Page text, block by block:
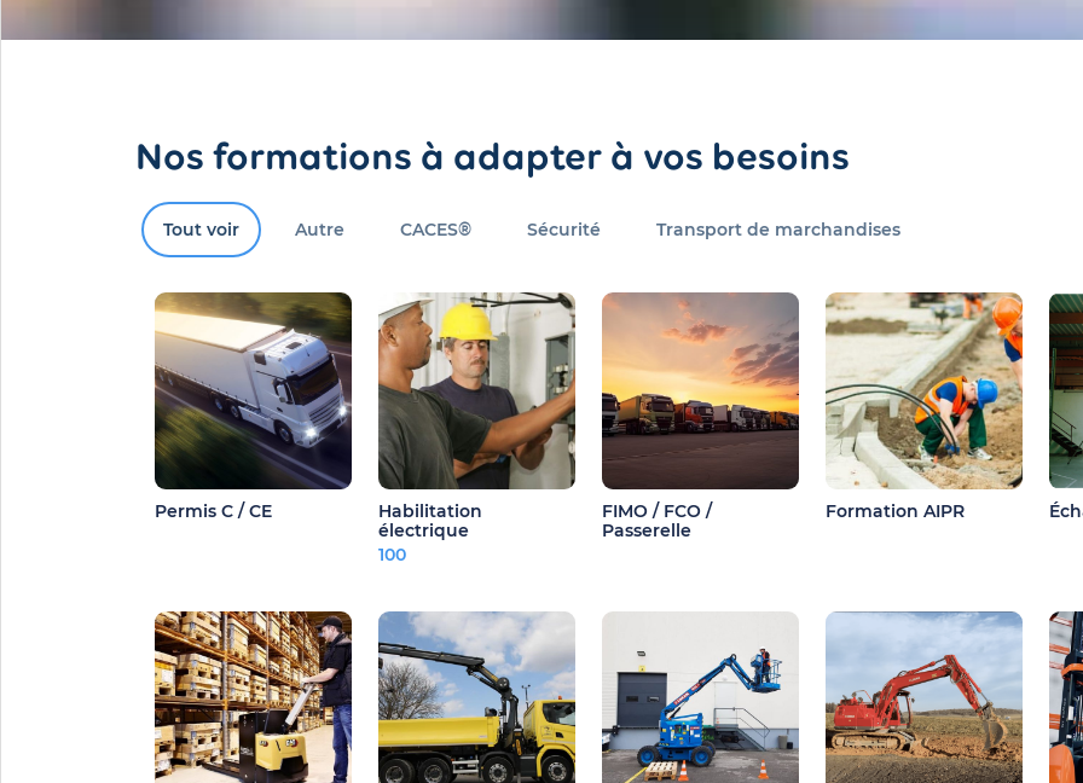
Nos formations à adapter à vos besoins
Tout voir Autre CACES® Sécurité Transport de marchandises
Permis C / CE
Habilitation
électrique
100
FIMO / FCO /
Passerelle
Formation AIPR